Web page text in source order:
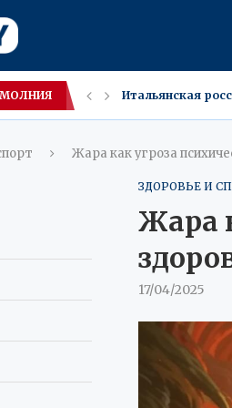
МОЛНИЯ Итальянская
В Париже
7 августа в
Орехи улучшают
Внешняя
МИД России:
Wildberries
Свиное сало в
Жара как угроза
ЗДОРОВЬЕ И
Жара
17/04/2025